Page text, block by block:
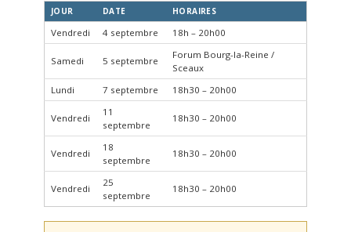
JOUR DATE HORAIRES
Vendredi 4 septembre 18h – 20h00
Samedi 5 septembre
Forum Bourg-la-Reine /
Sceaux
Lundi
7 septembre 18h30 – 20h00
Vendredi
11
septembre
18h30 – 20h00
Vendredi
18
septembre
18h30 – 20h00
Vendredi
25
septembre
18h30 – 20h00